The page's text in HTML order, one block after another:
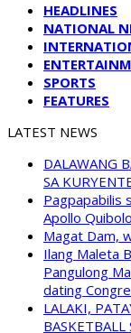
HEADLINES
NATIONAL
SPORTS
FEATURES
LATEST NEWS
DALAWANG
SA
Pagpapabilis
Apollo
Magat Dam,
Ilang Maleta
Pangulong
dating
LALAKI,
BASKETBALL